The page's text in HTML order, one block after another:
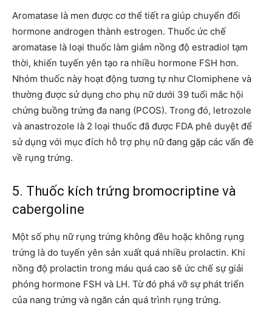
Aromatase là men được cơ thể tiết ra giúp chuyển đổi
hormone androgen thành estrogen. Thuốc ức chế
aromatase là loại thuốc làm giảm nồng độ estradiol tạm
thời, khiến tuyến yên tạo ra nhiều hormone FSH hơn.
Nhóm thuốc này hoạt động tương tự như Clomiphene và
thường được sử dụng cho phụ nữ dưới 39 tuổi mắc hội
chứng buồng trứng đa nang (PCOS). Trong đó, letrozole
và anastrozole là 2 loại thuốc đã được FDA phê duyệt để
sử dụng với mục đích hỗ trợ phụ nữ đang gặp các vấn đề
về rụng trứng.
5. Thuốc kích trứng bromocriptine và
cabergoline
Một số phụ nữ rụng trứng không đều hoặc không rụng
trứng là do tuyến yên sản xuất quá nhiều prolactin. Khi
nồng độ prolactin trong máu quá cao sẽ ức chế sự giải
phóng hormone FSH và LH. Từ đó phá vỡ sự phát triển
của nang trứng và ngăn cản quá trình rụng trứng.